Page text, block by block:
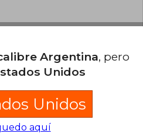
del libro
Argentina, pero
Unidos
Unidos
aquí